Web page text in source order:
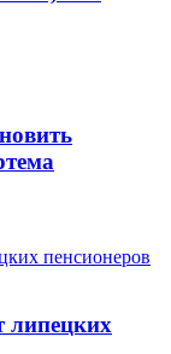
липецких